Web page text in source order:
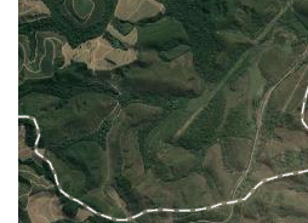
Terras
indígenas
(FUNAI)
UC Federal
UC Estaduais
UC
Municipais